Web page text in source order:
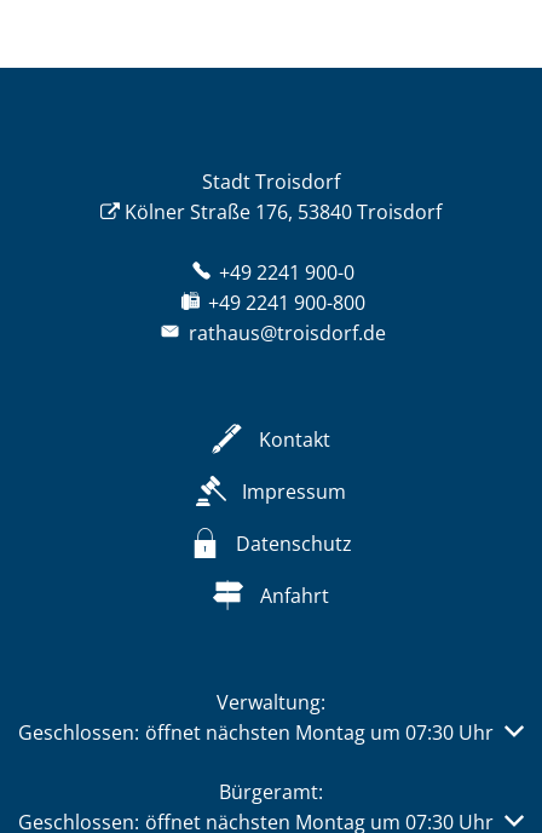
Stadt Troisdorf
Kölner Straße 176, 53840 Troisdorf
+49 2241 900-0
+49 2241 900-800
rathaus@troisdorf.de
Kontakt
Impressum
Datenschutz
Anfahrt
Verwaltung:
Klicken, um weitere Öffnungs- oder Schließzeiten
Geschlossen: öffnet nächsten Montag um 07:30 Uhr
Bürgeramt:
Klicken, um weitere Öffnungs- oder Schließzeiten
Geschlossen: öffnet nächsten Montag um 07:30 Uhr